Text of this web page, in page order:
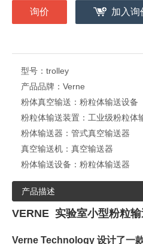
询价 加入询
型号： trolley
产品品牌： Verne
粉体真空输送： 粉粒体输送设备
粉粒体输送装置： 工业级粉粒体
粉体输送器： 管式真空输送器
真空输送机： 真空输送器
粉体输送设备： 粉粒体输送器
产品描述
VERNE 实验室小型粉粒
Verne Technology 设计了一